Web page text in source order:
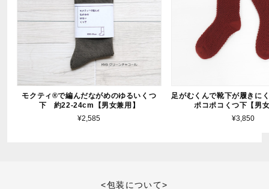
モクティ®︎で編んだながめのゆるいくつ
下 約22-24cm【男女兼用】
¥2,585
足がむくんで靴下が履きに
ポコポコくつ下【男
¥3,850
<包装について>